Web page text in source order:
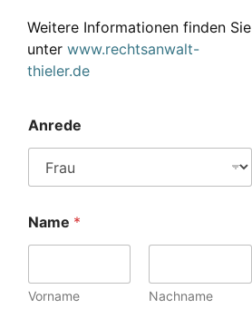
Weitere Informationen finden Sie
unter www.rechtsanwalt-
thieler.de
Anrede
Name *
Vorname Nachname